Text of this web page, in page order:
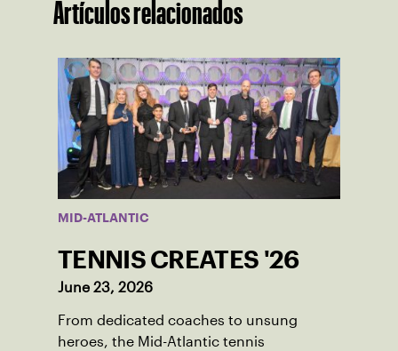
Artículos relacionados
MID-ATLANTIC
TENNIS CREATES '26
June 23, 2026
From dedicated coaches to unsung
heroes, the Mid-Atlantic tennis